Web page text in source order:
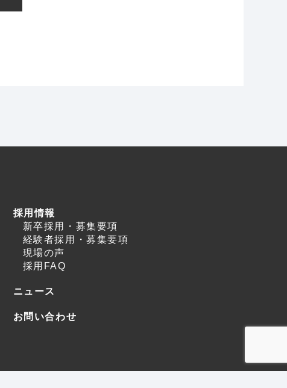
採用情報
新卒採用・募集要項
経験者採用・募集要項
現場の声
採用FAQ
ニュース
お問い合わせ